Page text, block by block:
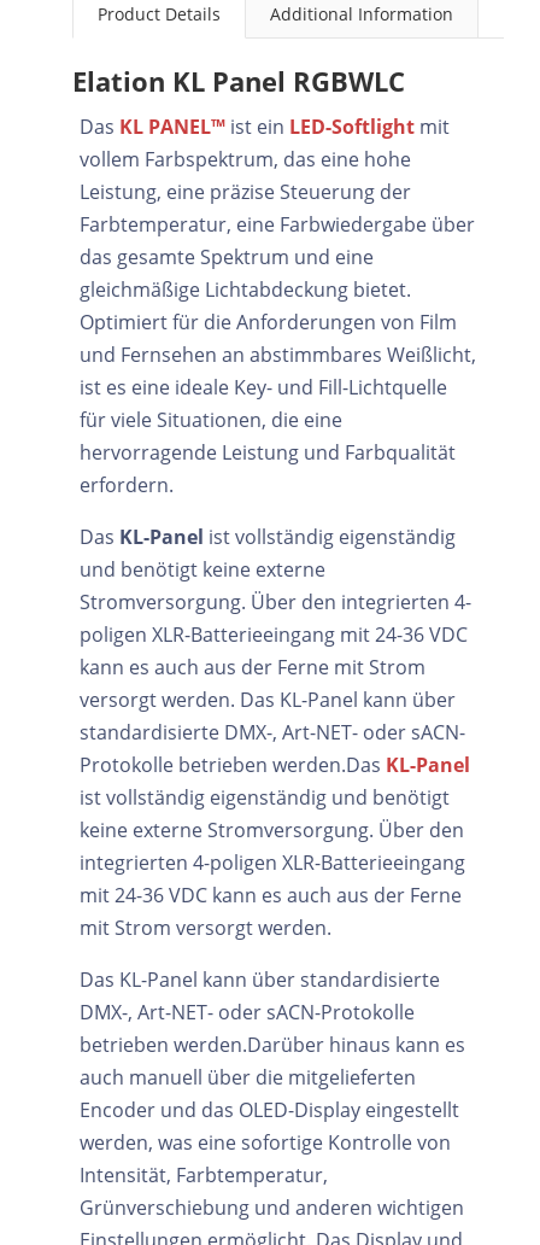
Product Details Additional Information
Elation KL Panel RGBWLC
Das KL PANEL™ist ein LED-Softlightmit
vollem Farbspektrum, das eine hohe
Leistung, eine präzise Steuerung der
Farbtemperatur, eine Farbwiedergabe über
das gesamte Spektrum und eine
gleichmäßige Lichtabdeckung bietet.
Optimiert für die Anforderungen von Film
und Fernsehen an abstimmbares Weißlicht,
ist es eine ideale Key- und Fill-Lichtquelle
für viele Situationen, die eine
hervorragende Leistung und Farbqualität
erfordern.
Das KL-Panel ist vollständig eigenständig
und benötigt keine externe
Stromversorgung. Über den integrierten 4-
poligen XLR-Batterieeingang mit 24-36 VDC
kann es auch aus der Ferne mit Strom
versorgt werden. Das KL-Panel kann über
standardisierte DMX-, Art-NET- oder sACN-
Protokolle betrieben werden.Das KL-Panel
ist vollständig eigenständig und benötigt
keine externe Stromversorgung. Über den
integrierten 4-poligen XLR-Batterieeingang
mit 24-36 VDC kann es auch aus der Ferne
mit Strom versorgt werden.
Das KL-Panel kann über standardisierte
DMX-, Art-NET- oder sACN-Protokolle
betrieben werden.Darüber hinaus kann es
auch manuell über die mitgelieferten
Encoder und das OLED-Display eingestellt
werden, was eine sofortige Kontrolle von
Intensität, Farbtemperatur,
Grünverschiebung und anderen wichtigen
Einstellungen ermöglicht. Das Display und